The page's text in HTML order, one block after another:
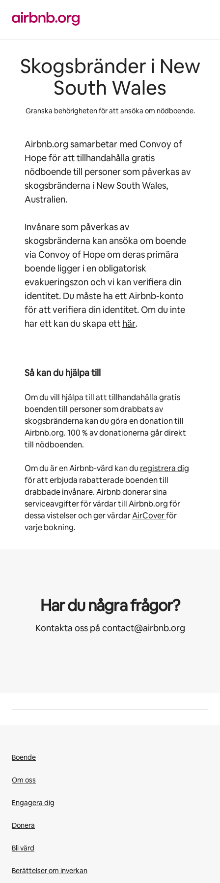
innehåll
Skogsbränder i New
South Wales
Granska behörigheten för att ansöka om nödboende.
Airbnb.org samarbetar med Convoy of
Hope för att tillhandahålla gratis
nödboende till personer som påverkas av
skogsbränderna i New South Wales,
Australien.
Invånare som påverkas av
skogsbränderna kan ansöka om boende
via Convoy of Hope om deras primära
boende ligger i en obligatorisk
evakueringszon och vi kan verifiera din
identitet. Du måste ha ett Airbnb-konto
för att verifiera din identitet. Om du inte
har ett kan du skapa ett här.
Så kan du hjälpa till
Om du vill hjälpa till att tillhandahålla gratis
boenden till personer som drabbats av
skogsbränderna kan du göra en donation till
Airbnb.org. 100 % av donationerna går direkt
till nödboenden.
Om du är en Airbnb-värd kan du registrera dig
för att erbjuda rabatterade boenden till
drabbade invånare. Airbnb donerar sina
serviceavgifter för värdar till Airbnb.org för
dessa vistelser och ger värdarAirCoverför
varje bokning.
Har du några frågor?
Kontakta oss på contact@airbnb.org
Boende
Om oss
Engagera dig
Donera
Bli värd
Berättelser om inverkan